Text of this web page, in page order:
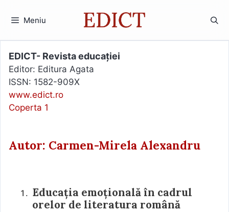
Meniu
EDICT- Revista educației
Editor: Editura Agata
ISSN: 1582-909X
www.edict.ro
Coperta 1
Autor: Carmen-Mirela Alexandru
Educația emoțională în cadrul
orelor de literatura română